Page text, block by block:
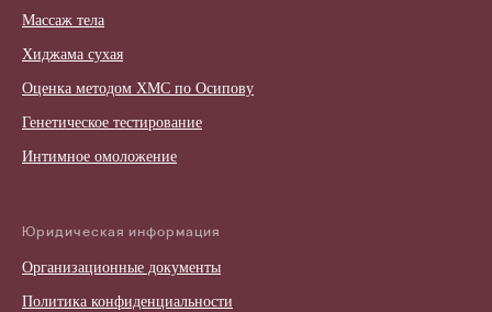
Массаж тела
Хиджама сухая
Оценка методом ХМС по Осипову
Генетическое тестирование
Интимное омоложение
Юридическая информация
Организационные документы
Политика конфиденциальности